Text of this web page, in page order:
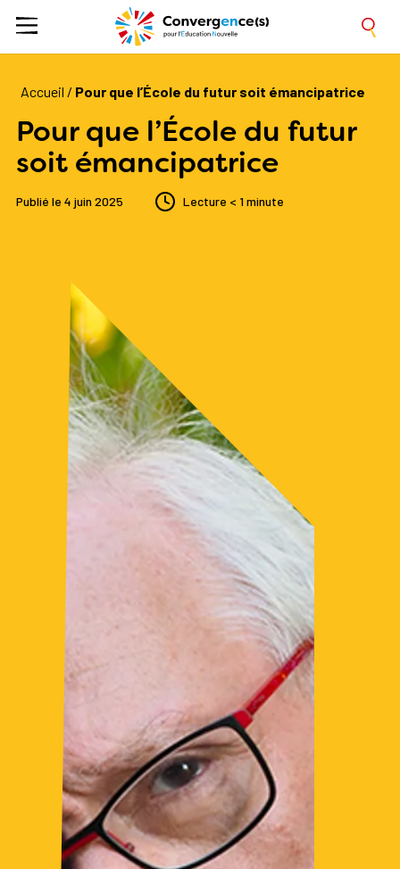
Accueil / Pour que l’École du futur soit émancipatrice
Pour que l’École du futur
soit émancipatrice
Publié le 4 juin 2025 Lecture < 1 minute